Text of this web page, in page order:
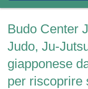
Budo Center
Judo, Ju-
giapponese
per riscoprire